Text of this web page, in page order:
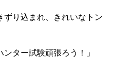
ずり込まれ、きれいなトン
ター試験頑張ろう！」